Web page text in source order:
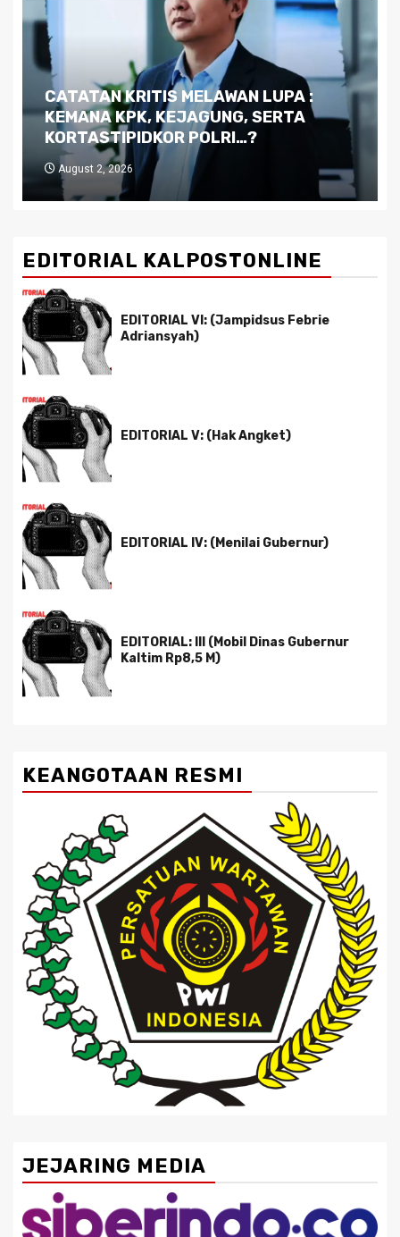
Dilema Kaltim di Tengah Krisis:
Kutukan Sumber Daya Alam dan
Pemimpin yang Tak Kreatif
July 29, 2026
EDITORIAL KALPOSTONLINE
EDITORIAL VI: (Jampidsus Febrie
Adriansyah)
EDITORIAL V: (Hak Angket)
EDITORIAL IV: (Menilai Gubernur)
EDITORIAL: III (Mobil Dinas Gubernur
Kaltim Rp8,5 M)
KEANGOTAAN RESMI
JEJARING MEDIA